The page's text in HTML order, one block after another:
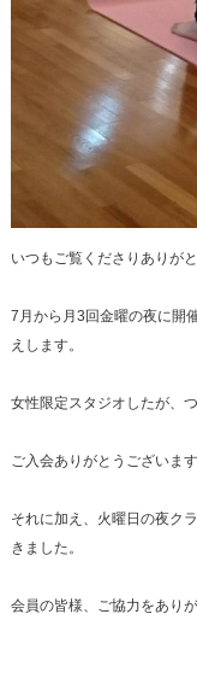
いつもご覧くださりありが
7月から月3回金曜の夜に開
えします。
女性限定スタジオしたが、
ご入会ありがとうございます
それに加え、火曜日の夜ク
きました。
会員の皆様、ご協力をあり